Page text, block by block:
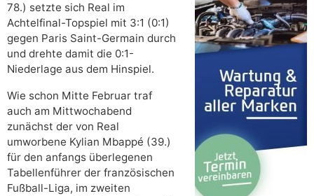
78.) setzte sich Real im
Achtelfinal-Topspiel mit 3:1 (0:1)
gegen Paris Saint-Germain durch
und drehte damit die 0:1-
Niederlage aus dem Hinspiel.
Wie schon Mitte Februar traf
auch am Mittwochabend
zunächst der von Real
umworbene Kylian Mbappé (39.)
für den anfangs überlegenen
Tabellenführer der französischen
Fußball-Liga, im zweiten